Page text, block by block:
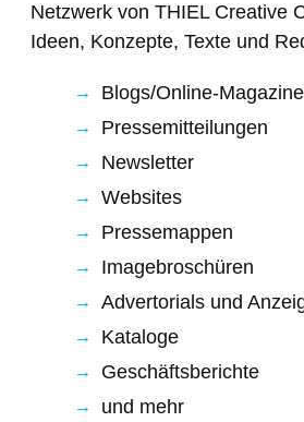
Netzwerk von THIEL Creative
Ideen, Konzepte, Texte und
Blogs/Online-Magazine
Pressemitteilungen
Newsletter
Websites
Pressemappen
Imagebroschüren
Advertorials und
Kataloge
Geschäftsberichte
und mehr